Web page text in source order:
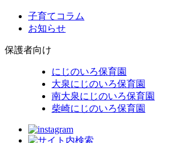
子育てコラム
お知らせ
保護者向け
にじのいろ保育園
大泉にじのいろ保育園
南大泉にじのいろ保育園
柴崎にじのいろ保育園